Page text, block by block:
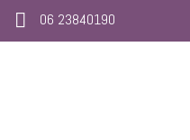
06 23840190